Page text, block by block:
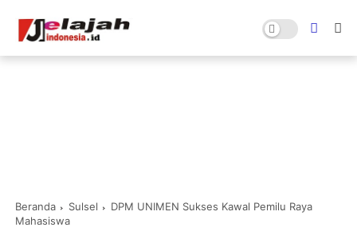
Beranda Sulsel
DPM UNIMEN Sukses Kawal Pemilu Raya
Mahasiswa